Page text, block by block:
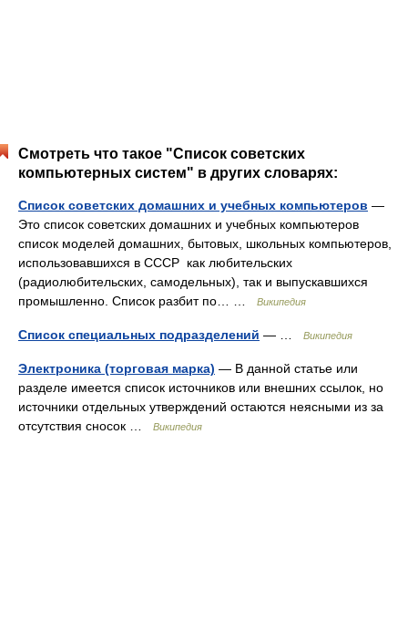
Смотреть что такое "Список советских
компьютерных систем" в других словарях:
Список советских домашних и учебных компьютеров —
Это список советских домашних и учебных компьютеров
список моделей домашних, бытовых, школьных компьютеров,
использовавшихся в СССР как любительских
(радиолюбительских, самодельных), так и выпускавшихся
промышленно. Список разбит по… …
Википедия
Список специальных подразделений — … Википедия
Электроника (торговая марка) — В данной статье или
разделе имеется список источников или внешних ссылок, но
источники отдельных утверждений остаются неясными из за
отсутствия сносок …
Википедия